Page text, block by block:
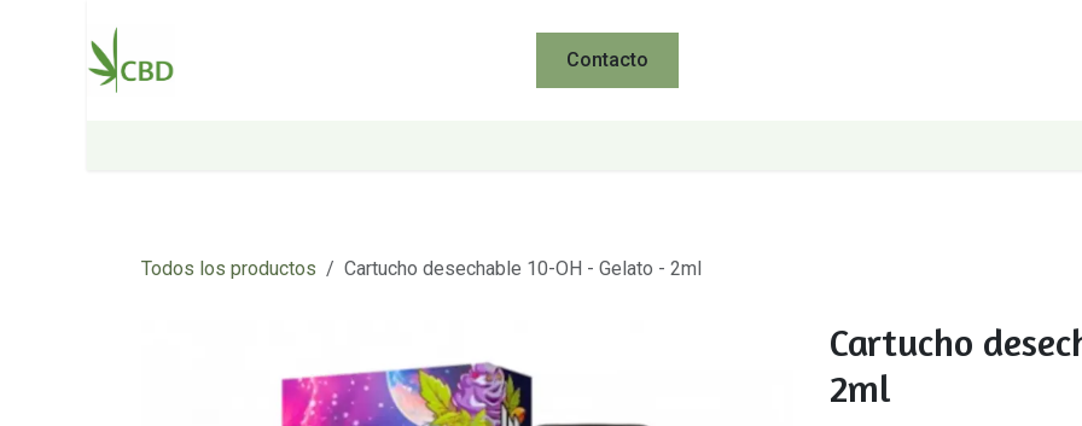
Contacto
Todos los productos Cartucho desechable 10-OH - Gelato - 2ml
Cartucho
2ml